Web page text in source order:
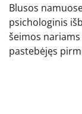
Blusos
psichologinis
šeimos
pastebėjęs